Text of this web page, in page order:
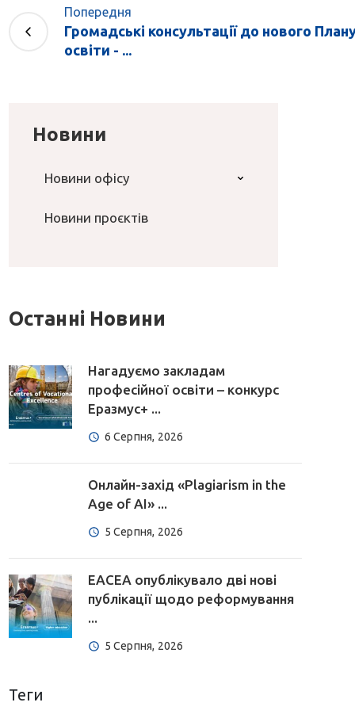
Попередня
Громадські консультації до нового
освіти - ...
Новини
Новини офісу
Новини проєктів
Останні Новини
Нагадуємо закладам
професійної освіти – конкурс
Еразмус+ ...
6 Серпня, 2026
Онлайн-захід «Plagiarism in the
Age of AI» ...
5 Серпня, 2026
EACEA опублікувало дві нові
публікації щодо реформування
...
5 Серпня, 2026
Теги